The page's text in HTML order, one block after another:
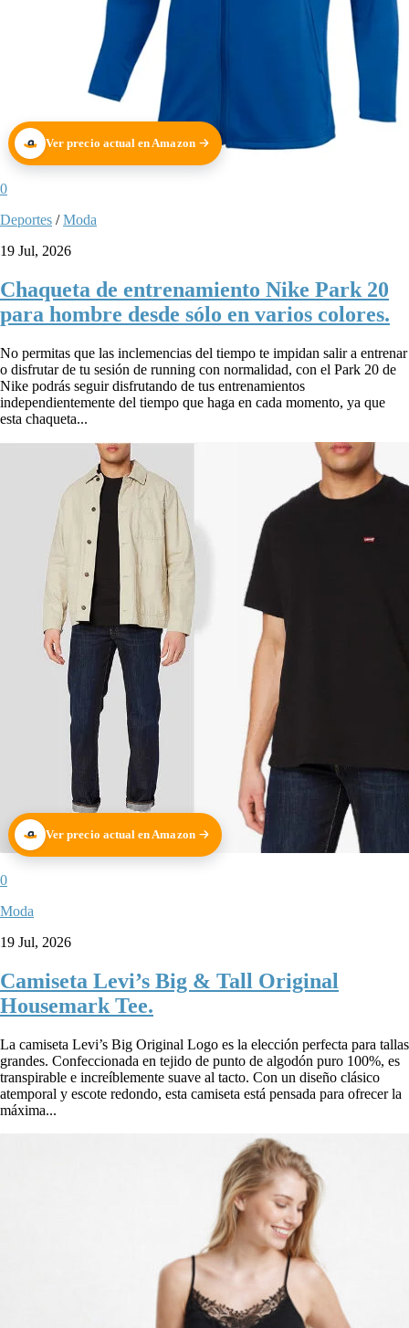
Ver precio actual en Amazon
0
Deportes /Moda
19 Jul, 2026
Chaqueta de entrenamiento Nike Park 20
para hombre desde sólo en varios colores.
No permitas que las inclemencias del tiempo te impidan salir a entrenar
o disfrutar de tu sesión de running con normalidad, con el Park 20 de
Nike podrás seguir disfrutando de tus entrenamientos
independientemente del tiempo que haga en cada momento, ya que
esta chaqueta...
Ver precio actual en Amazon
0
Moda
19 Jul, 2026
Camiseta Levi’s Big & Tall Original
Housemark Tee.
La camiseta Levi’s Big Original Logo es la elección perfecta para tallas
grandes. Confeccionada en tejido de punto de algodón puro 100%, es
transpirable e increíblemente suave al tacto. Con un diseño clásico
atemporal y escote redondo, esta camiseta está pensada para ofrecer la
máxima...